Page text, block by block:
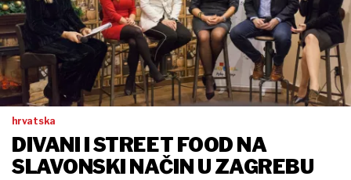
hrvatska
DIVANI I STREET FOOD NA
SLAVONSKI NAČIN U ZAGREBU